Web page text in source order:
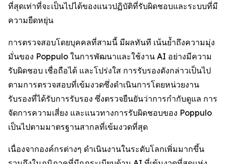
ที่สุดเท่าที่จะเป็นไปได้ของแนวปฏิบัติที่รับผิดชอบและระบบที่มี
ความยืดหยุ่น
การตรวจสอบโดยบุคคลที่สามนี้ มีผลทันที เน้นย้ำถึงความมุ่ง
มั่นของ Poppulo ในการพัฒนาและใช้งาน AI อย่างมีความ
รับผิดชอบ เชื่อถือได้ และโปร่งใส การรับรองดังกล่าวเป็นไป
ตามการตรวจสอบที่เข้มงวดซึ่งดำเนินการโดยหน่วยงาน
รับรองที่ได้รับการรับรอง ซึ่งตรวจยืนยันว่าการกำกับดูแล การ
จัดการความเสี่ยง และแนวทางการรับผิดชอบของ Poppulo
เป็นไปตามมาตรฐานสากลที่เข้มงวดที่สุด
เนื่องจากองค์กรต่างๆ ดำเนินงานในระดับโลกเพิ่มมากขึ้น